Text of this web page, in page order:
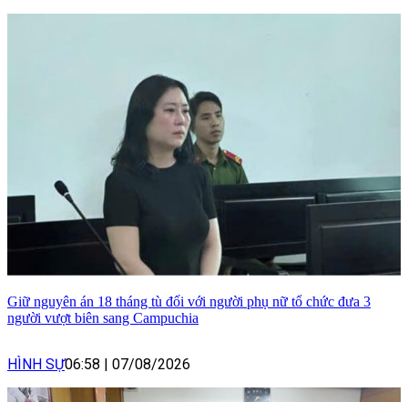
Giữ nguyên án 18 tháng tù đối với người phụ nữ tổ chức đưa 3
người vượt biên sang Campuchia
HÌNH SỰ06:58 | 07/08/2026